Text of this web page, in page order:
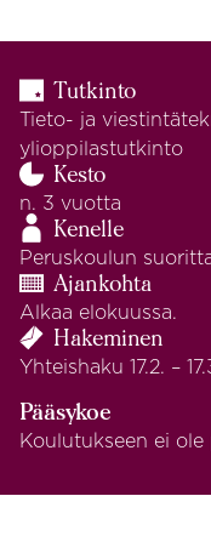
Tutkinto
Tieto- ja
ylioppilastutkinto
Kesto
n. 3 vuotta
Kenelle
Peruskoulun
Ajankohta
Alkaa elokuussa.
Hakeminen
Yhteishaku 17.2. –
Pääsykoe
Koulutukseen ei